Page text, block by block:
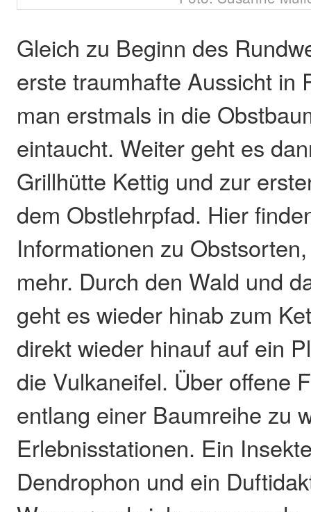
Gleich zu Beginn des
erste traumhafte Aussicht in
man erstmals in die
eintaucht. Weiter geht es
Grillhütte Kettig und zur
dem Obstlehrpfad. Hier
Informationen zu
mehr. Durch den Wald und
geht es wieder hinab zum
direkt wieder hinauf auf ein
die Vulkaneifel. Über offene
entlang einer Baumreihe zu
Erlebnisstationen. Ein
Dendrophon und ein